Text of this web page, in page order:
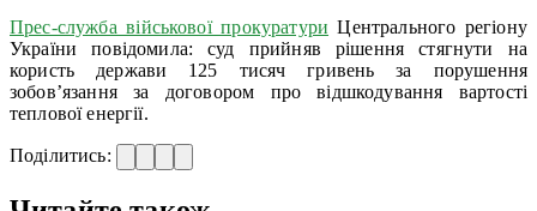
Прес-служба військової прокуратури Центрального регіону
України повідомила: суд прийняв рішення стягнути на
користь держави 125 тисяч гривень за порушення
зобов’язання за договором про відшкодування вартості
теплової енергії.
Поділитись: